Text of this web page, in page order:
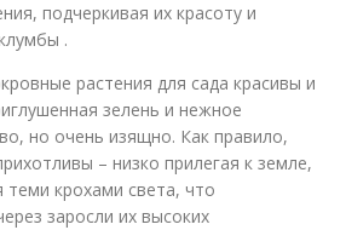
подчеркивая их красоту и
.
растения для сада красивы и
зелень и нежное
но очень изящно. Как правило,
– низко прилегая к земле,
теми крохами света, что
заросли их высоких